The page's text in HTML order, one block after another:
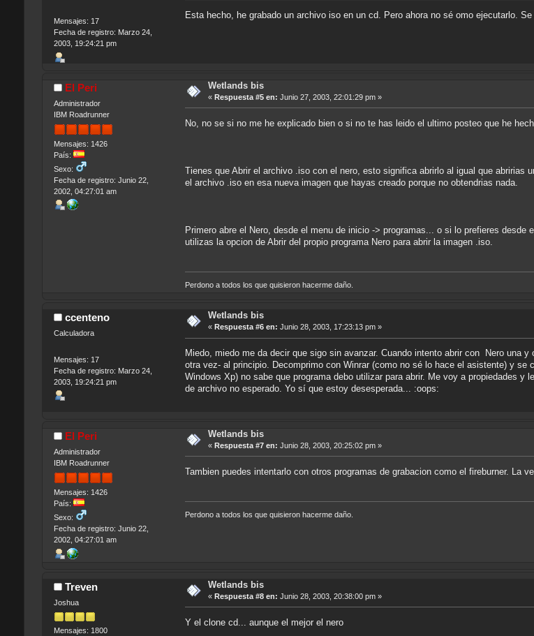
Mensajes: 17
Fecha de registro: Marzo 24,
2003, 19:24:21 pm
Esta hecho, he grabado un archivo iso en un cd. Pero ahora no sé omo ejecutarlo.
El Peri
Administrador
IBM Roadrunner
Mensajes: 1426
País:
Sexo:
Fecha de registro: Junio 22,
2002, 04:27:01 am
Wetlands bis
« Respuesta #5 en: Junio 27, 2003, 22:01:29 pm »
No, no se si no me he explicado bien o si no te has leido el ultimo posteo que he
Tienes que Abrir el archivo .iso con el nero, esto significa abrirlo al igual que
el archivo .iso en esa nueva imagen que hayas creado porque no obtendrias nada.
Primero abre el Nero, desde el menu de inicio -> programas... o si lo prefieres
utilizas la opcion de Abrir del propio programa Nero para abrir la imagen .iso.
Perdono a todos los que quisieron hacerme daño.
ccenteno
Calculadora
Mensajes: 17
Fecha de registro: Marzo 24,
2003, 19:24:21 pm
Wetlands bis
« Respuesta #6 en: Junio 28, 2003, 17:23:13 pm »
Miedo, miedo me da decir que sigo sin avanzar. Cuando intento abrir con Nero una
otra vez- al principio. Decomprimo con Winrar (como no sé lo hace el asistente) y
Windows Xp) no sabe que programa debo utilizar para abrir. Me voy a propiedades
de archivo no esperado. Yo sí que estoy desesperada... :oops:
El Peri
Administrador
IBM Roadrunner
Mensajes: 1426
País:
Sexo:
Fecha de registro: Junio 22,
2002, 04:27:01 am
Wetlands bis
« Respuesta #7 en: Junio 28, 2003, 20:25:02 pm »
Tambien puedes intentarlo con otros programas de grabacion como el fireburner. La
Perdono a todos los que quisieron hacerme daño.
Treven
Joshua
Mensajes: 1800
Wetlands bis
« Respuesta #8 en: Junio 28, 2003, 20:38:00 pm »
Y el clone cd... aunque el mejor el nero